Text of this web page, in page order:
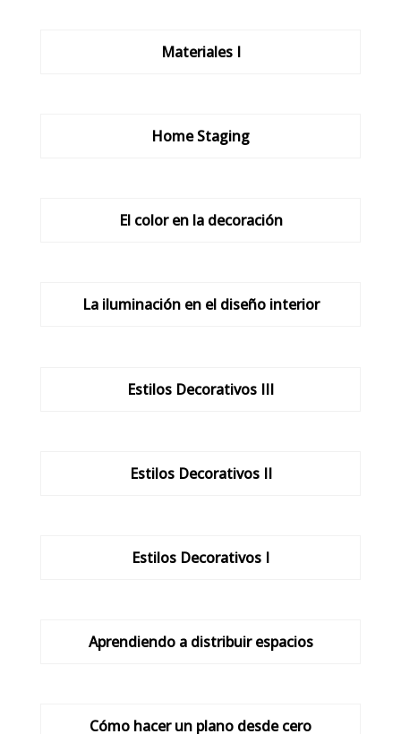
Materiales I
Home Staging
El color en la decoración
La iluminación en el diseño interior
Estilos Decorativos III
Estilos Decorativos II
Estilos Decorativos I
Aprendiendo a distribuir espacios
Cómo hacer un plano desde cero